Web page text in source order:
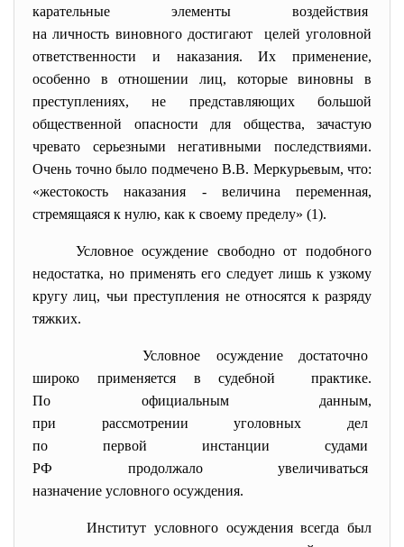
карательные элементы воздействия
на личность виновного достигают целей уголовной
ответственности и наказания. Их применение,
особенно в отношении лиц, которые виновны в
преступлениях, не представляющих большой
общественной опасности для общества, зачастую
чревато серьезными негативными последствиями.
Очень точно было подмечено В.В. Меркурьевым, что:
«жестокость наказания - величина переменная,
стремящаяся к нулю, как к своему пределу» (1).
Условное осуждение свободно от подобного
недостатка, но применять его следует лишь к узкому
кругу лиц, чьи преступления не относятся к разряду
тяжких.
Условное осуждение достаточно
широко применяется в судебной практике.
По официальным данным,
при рассмотрении уголовных дел
по первой инстанции судами
РФ продолжало увеличиваться
назначение условного осуждения.
Институт условного осуждения всегда был